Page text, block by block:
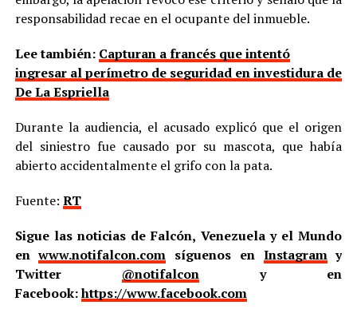
responsabilidad recae en el ocupante del inmueble.
Lee también: Capturan a francés que intentó
ingresar al perímetro de seguridad en investidura de
De La Espriella
Durante la audiencia, el acusado explicó que el origen
del siniestro fue causado por su mascota, que había
abierto accidentalmente el grifo con la pata.
Fuente: RT
Sigue las noticias de Falcón, Venezuela y el Mundo
enwww.notifalcon.com síguenos en Instagramy
Twitter @notifalcony en
Facebook:https://www.facebook.com